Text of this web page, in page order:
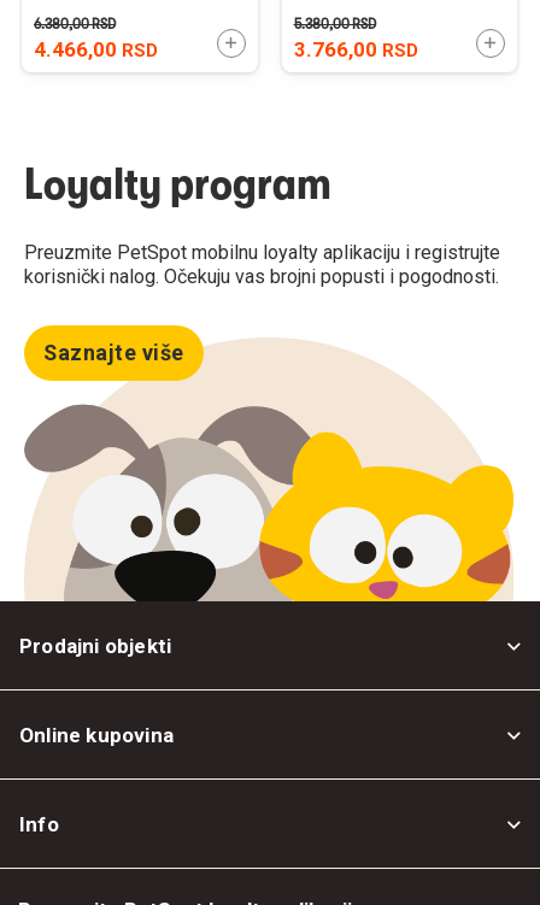
4.466,00 RSD
6.380,00RSD
DODAJTE U KORPU
3.766,00 RSD
5.380,00RSD
Loyalty program
Preuzmite PetSpot mobilnu loyalty aplikaciju i registrujte
korisnički nalog. Očekuju vas brojni popusti i pogodnosti.
Saznajte više
Prodajni objekti
Online kupovina
Info